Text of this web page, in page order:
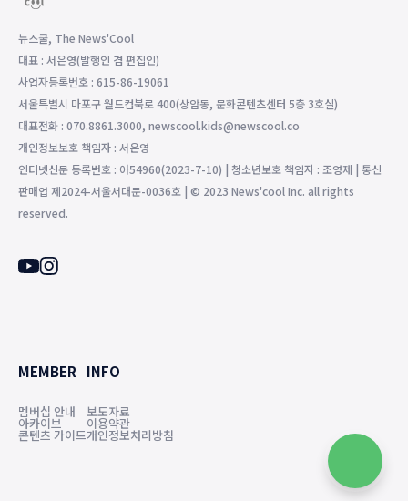
뉴스쿨, The News'Cool
대표 : 서은영(발행인 겸 편집인)
사업자등록번호 : 615-86-19061
서울특별시 마포구 월드컵북로 400(상암동, 문화콘텐츠센터 5층 3호실)
대표전화 : 070.8861.3000, newscool.kids@newscool.co
개인정보보호 책임자 : 서은영
인터넷신문 등록번호 : 아54960(2023-7-10) | 청소년보호 책임자 : 조영제 | 통신
판매업 제2024-서울서대문-0036호 | © 2023 News'cool Inc. all rights
reserved.
MEMBER
멤버십 안내
아카이브
콘텐츠 가이드
INFO
보도자료
이용약관
개인정보처리방침